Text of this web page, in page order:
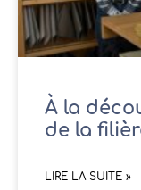
À la
de la
LIRE LA SUITE »